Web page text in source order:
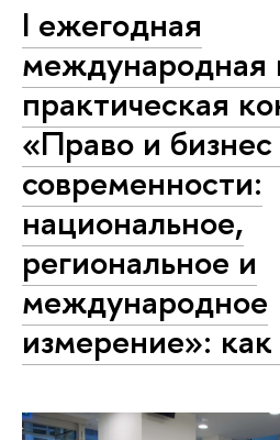
I ежегодная
международная
практическая
«Право и
современности:
национальное,
региональное и
международное
измерение»: